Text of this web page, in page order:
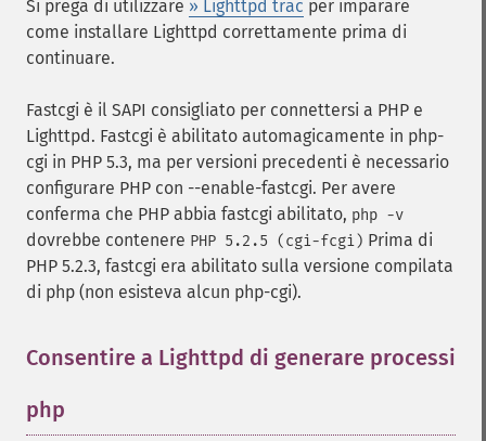
Si prega di utilizzare » Lighttpd trac per imparare
come installare Lighttpd correttamente prima di
continuare.
Fastcgi è il SAPI consigliato per connettersi a PHP e
Lighttpd. Fastcgi è abilitato automagicamente in php-
cgi in PHP 5.3, ma per versioni precedenti è necessario
configurare PHP con --enable-fastcgi. Per avere
conferma che PHP abbia fastcgi abilitato, php -v
dovrebbe contenere PHP 5.2.5 (cgi-fcgi) Prima di
PHP 5.2.3, fastcgi era abilitato sulla versione compilata
di php (non esisteva alcun php-cgi).
Consentire a Lighttpd di generare processi
php